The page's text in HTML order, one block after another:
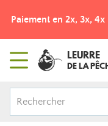
Paiement en 2x, 3x,
LEURRE
DE LA